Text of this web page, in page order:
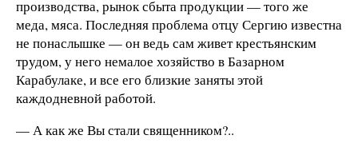
производства, рынок сбыта продукции — того же
меда, мяса. Последняя проблема отцу Сергию известна
не понаслышке — он ведь сам живет крестьянским
трудом, у него немалое хозяйство в Базарном
Карабулаке, и все его близкие заняты этой
каждодневной работой.
— А как же Вы стали священником?..